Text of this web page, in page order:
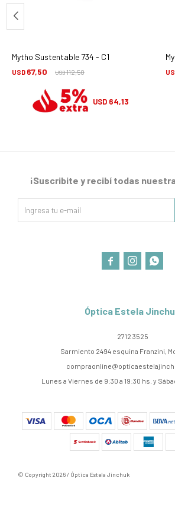
Mytho Sustentable 734 - C1
USD 67,50 USD112,50
USD 64,13
Óptica Estela
2712 3525
Sarmiento 2494 esquina Franzini,
Lunes a Viernes de 9:30 a 19:30 hs. y
¡Suscribite y recibí todas
  
© Copyright 2026 / Óptica Estela Jinchuk